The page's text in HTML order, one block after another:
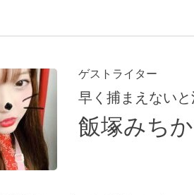
ゲストライター
早く捕まえない
飯塚みちか